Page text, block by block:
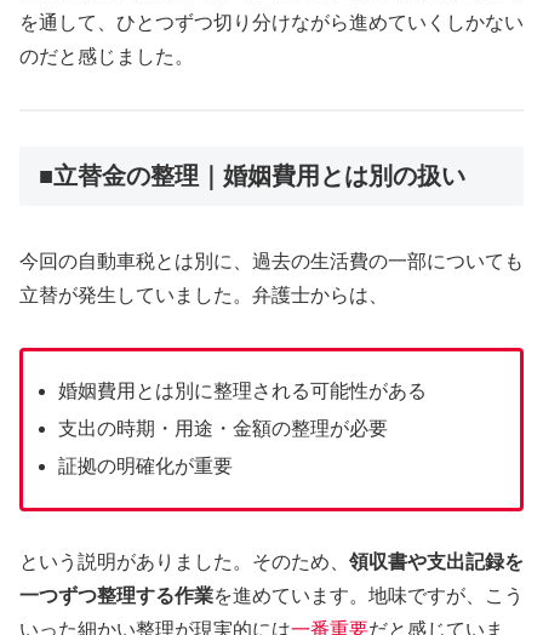
を通して、ひとつずつ切り分けながら進めていくしかない
のだと感じました。
■立替金の整理｜婚姻費用とは別の扱い
今回の自動車税とは別に、過去の生活費の一部についても
立替が発生していました。弁護士からは、
婚姻費用とは別に整理される可能性がある
支出の時期・用途・金額の整理が必要
証拠の明確化が重要
という説明がありました。そのため、 領収書や支出記録を
一つずつ整理する作業を進めています。地味ですが、こう
いった細かい整理が現実的には一番重要だと感じていま